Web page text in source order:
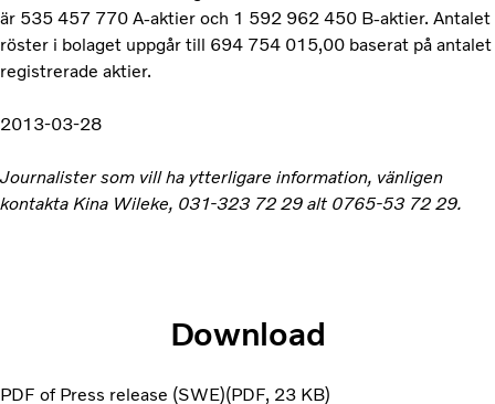
är 535 457 770 A-aktier och 1 592 962 450 B-aktier. Antalet
röster i bolaget uppgår till 694 754 015,00 baserat på antalet
registrerade aktier.
2013-03-28
Journalister som vill ha ytterligare information, vänligen
kontakta Kina Wileke, 031-323 72 29 alt 0765-53 72 29.
Download
PDF of Press release (SWE) PDF 23 KB